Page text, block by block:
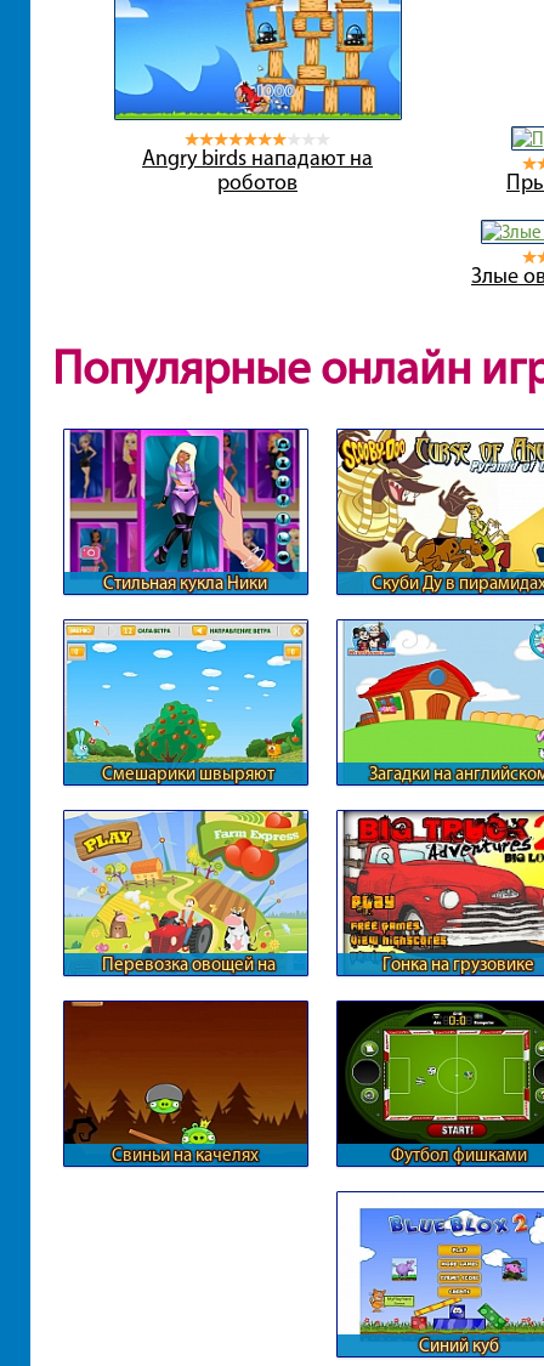
Angry birds нападают на
роботов
Злые
Популярные онлайн
Стильная кукла Ники Скуби Ду в
Смешарики швыряют
Загадки на
Перевозка овощей на
Гонка на грузовике
Свиньи на качелях Футбол фишками
Синий куб